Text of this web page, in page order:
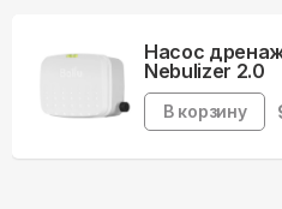
Насос
Nebulizer 2.0
В корзину